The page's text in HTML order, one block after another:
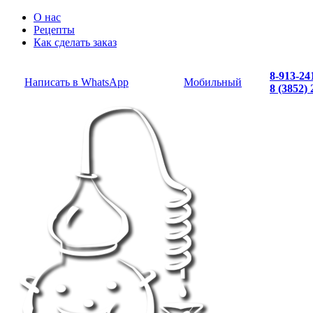
О нас
Рецепты
Как сделать заказ
Написать в WhatsApp Мобильный
8-913-
8 (3852)